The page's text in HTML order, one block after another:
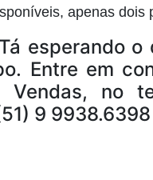
apenas dois
o que
Entre em
Vendas, no
9 9938.6398